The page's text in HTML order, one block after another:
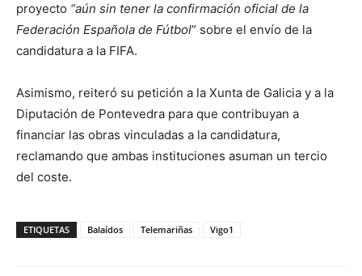
proyecto “aún sin tener la confirmación oficial de la
Federación Española de Fútbol” sobre el envío de la
candidatura a la FIFA.
Asimismo, reiteró su petición a la Xunta de Galicia y a la
Diputación de Pontevedra para que contribuyan a
financiar las obras vinculadas a la candidatura,
reclamando que ambas instituciones asuman un tercio
del coste.
ETIQUETAS Balaídos Telemariñas Vigo1